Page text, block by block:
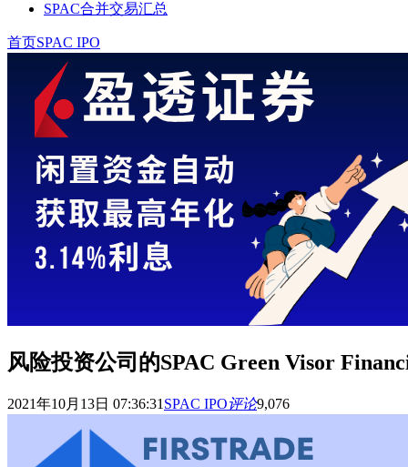
SPAC合并交易汇总
首页SPAC IPO
风险投资公司的SPAC Green Visor
2021年10月13日 07:36:31 SPAC IPO评论9,076